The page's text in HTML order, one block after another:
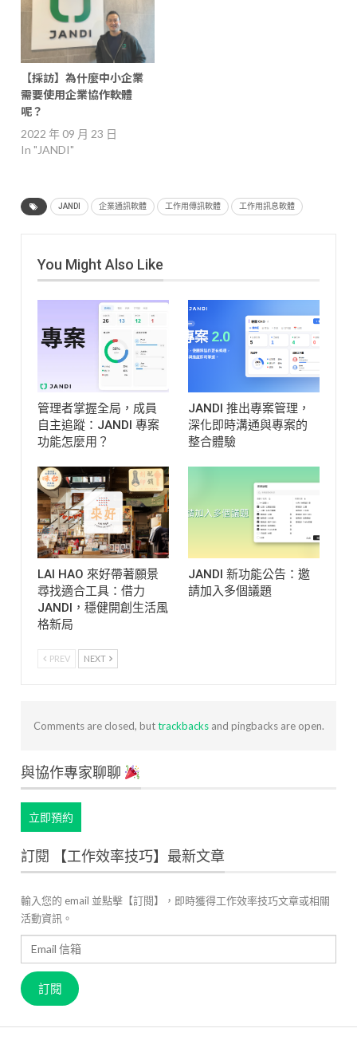
【採訪】為什麼中小企業
需要使用企業協作軟體
呢？
2022 年 09 月 23 日
In "JANDI"
JANDI 企業通訊軟體 工作用傳訊軟體 工作用訊息軟體
You Might Also Like
管理者掌握全局，成員
自主追蹤：JANDI 專案
功能怎麼用？
JANDI 推出專案管理，
深化即時溝通與專案的
整合體驗
LAI HAO 來好帶著願景
尋找適合工具：借力
JANDI，穩健開創生活風
格新局
JANDI 新功能公告：邀
請加入多個議題
PREV NEXT
Comments are closed, buttrackbacksand pingbacks are open.
與協作專家聊聊
立即預約
訂閱 【工作效率技巧】最新文章
輸入您的 email 並點擊【訂閱】，即時獲得工作效率技巧文章或相關
活動資訊。
Email
信
箱
訂閱